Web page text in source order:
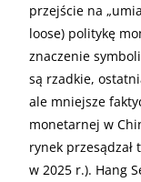
przejście na
loose) politykę
znaczenie
są rzadkie,
ale mniejsze
monetarnej w
rynek przesądzał
w 2025 r.). Hang